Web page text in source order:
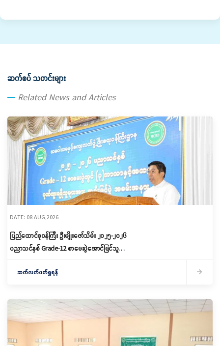
ဆက်စပ် သတင်းများ
Related News and Articles
DATE: 08 AUG,2026
ပြည်ထောင်စုဝန်ကြီး ဦးမျိုးဇော်သိမ်း ၂၀၂၅-၂၀၂၆
ပညာသင်နှစ် Grade-12 စာမေးပွဲအောင်မြင်သူများ
ဆက်လက်ဖတ်ရှုရန်